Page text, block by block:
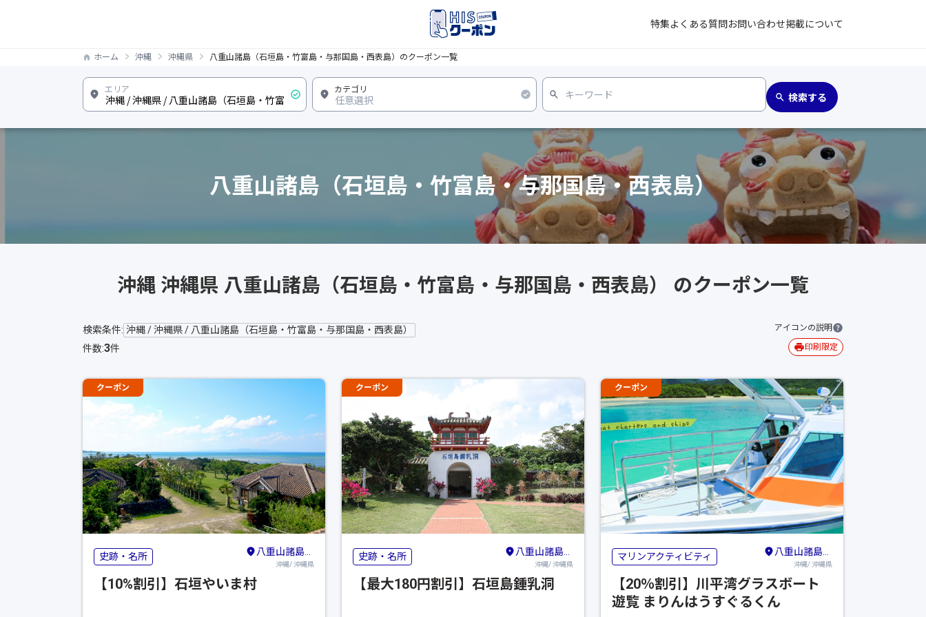
特集よくある質問お問い合わせ掲載について
ホーム 沖縄 沖縄県 八重山諸島（石垣島・竹富島・与那国島・西表島）のクーポン一覧
八重山諸島（石垣島・竹富島・与那国島・西表島）
沖縄 沖縄県 八重山諸島（石垣島・竹富島・与那国島・西表島） のクーポン一覧
検索条件: 沖縄 / 沖縄県 / 八重山諸島（石垣島・竹富島・与那国島・西表島）
件数:3件
アイコンの説明
印刷限定
クーポン
史跡・名所 八重山諸島（石垣島・竹富島・与那国島・西表島）
沖縄/ 沖縄県
【10%割引】石垣やいま村
クーポン
史跡・名所 八重山諸島（石垣島・竹富島・与那国島・西表島）
沖縄/ 沖縄県
【最大180円割引】石垣島鍾乳洞
クーポン
マリンアクティビティ 八重山諸島（石垣島・竹富島・与那国島・西表島）
沖縄/ 沖縄県
【20％割引】川平湾グラスボート
遊覧 まりんはうすぐるくん